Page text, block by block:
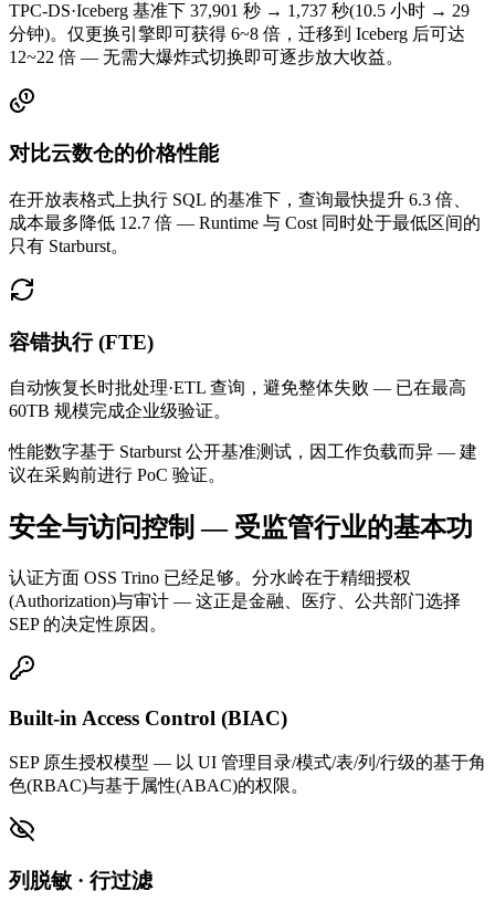
TPC-DS·Iceberg 基准下 37,901 秒 → 1,737 秒(10.5 小时 → 29
分钟)。仅更换引擎即可获得 6~8 倍，迁移到 Iceberg 后可达
12~22 倍 — 无需大爆炸式切换即可逐步放大收益。
对比云数仓的价格性能
在开放表格式上执行 SQL 的基准下，查询最快提升 6.3 倍、
成本最多降低 12.7 倍 — Runtime 与 Cost 同时处于最低区间的
只有 Starburst。
容错执行 (FTE)
自动恢复长时批处理·ETL 查询，避免整体失败 — 已在最高
60TB 规模完成企业级验证。
性能数字基于 Starburst 公开基准测试，因工作负载而异 — 建
议在采购前进行 PoC 验证。
安全与访问控制 — 受监管行业的基本功
认证方面 OSS Trino 已经足够。分水岭在于精细授权
(Authorization)与审计 — 这正是金融、医疗、公共部门选择
SEP 的决定性原因。
Built-in Access Control (BIAC)
SEP 原生授权模型 — 以 UI 管理目录/模式/表/列/行级的基于角
色(RBAC)与基于属性(ABAC)的权限。
列脱敏 · 行过滤